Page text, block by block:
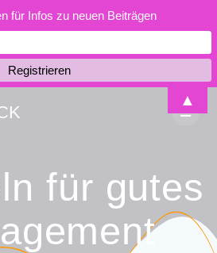
für gutes
für Infos zu neuen Beiträgen
▲